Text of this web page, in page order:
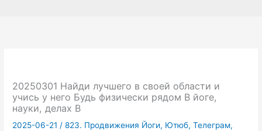
20250301 Найди лучшего в своей области и
учись у него Будь физически рядом В йоге,
науки, делах В
2025-06-21 /823. Продвижения Йоги, Ютюб, Телеграм,